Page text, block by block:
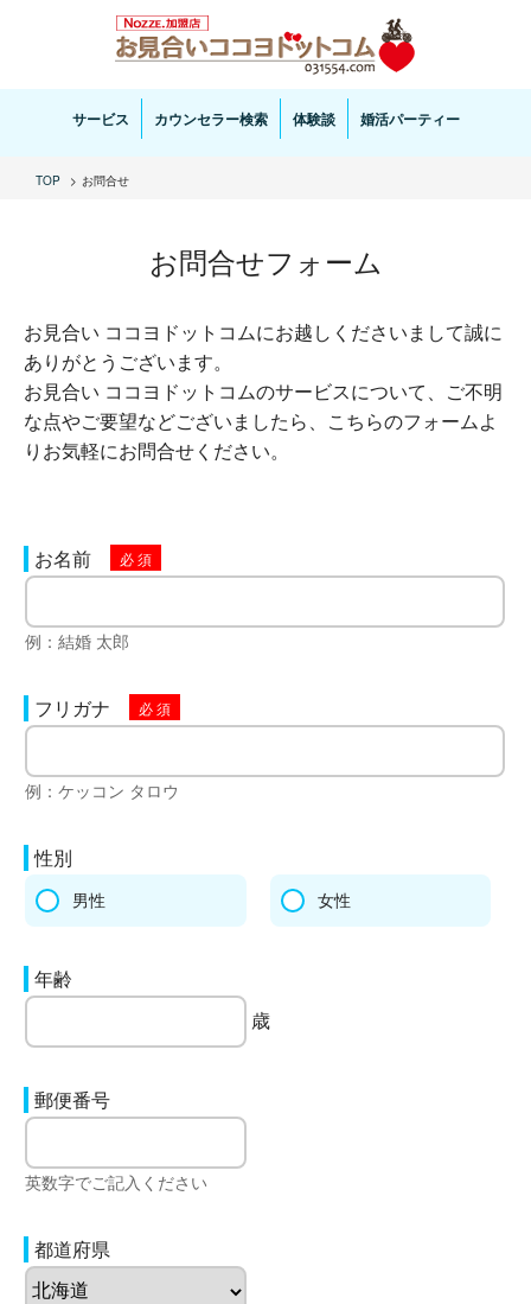
お見合い・結婚相談ならお見合いココヨドットコムへ。専任の結婚カウンセラーがサポートいた
します。
サービス カウンセラー検索 体験談 婚活パーティー
TOP お問合せ
お問合せフォーム
お見合い ココヨドットコムにお越しくださいまして誠に
ありがとうございます。
お見合い ココヨドットコムのサービスについて、ご不明
な点やご要望などございましたら、こちらのフォームよ
りお気軽にお問合せください。
お名前
例：結婚 太郎
フリガナ
例：ケッコン タロウ
性別
男性 女性
年齢
歳
郵便番号
英数字でご記入ください
都道府県